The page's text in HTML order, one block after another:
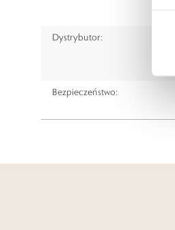
Dystrybutor:
Bezpieczeństwo: